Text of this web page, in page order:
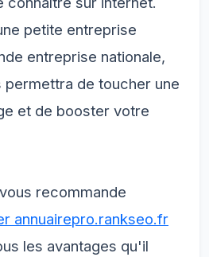
petite entreprise
entreprise nationale,
permettra de toucher une
et de booster votre
recommande
annuairepro.rankseo.fr
les avantages qu'il